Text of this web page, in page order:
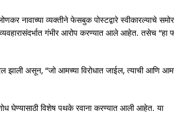
नावाच्या व्यक्तीने फेसबुक पोस्टद्वारे स्वीकारल्याचे समोर
गंभीर आरोप करण्यात आले आहेत. तसेच “हा
झाली असून, “जो आमच्या विरोधात जाईल, त्याची आणि
घेण्यासाठी विशेष पथके रवाना करण्यात आली आहेत. या